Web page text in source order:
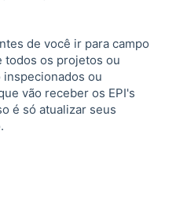
de você ir para campo
todos os projetos ou
ou
vão receber os EPI's
é só atualizar seus